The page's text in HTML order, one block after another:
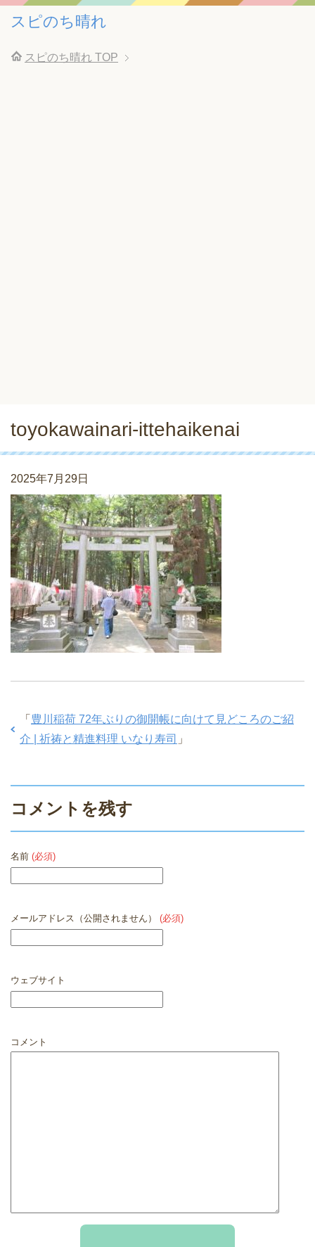
スピのち晴れ
スピのち晴れ TOP
toyokawainari-ittehaikenai
2025年7月29日
「 豊川稲荷 72年ぶりの御開帳に向けて見どころのご紹
介 | 祈祷と精進料理 いなり寿司 」
コメントを残す
名前 (必須)
メールアドレス（公開されません） (必須)
ウェブサイト
コメント